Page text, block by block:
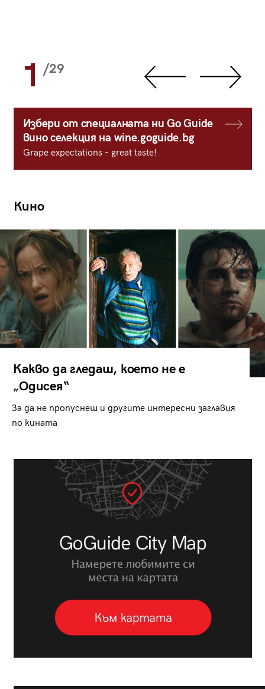
1 /29
Избери от специалната ни Go Guide
вино селекция на wine.goguide.bg
Grape expectations - great taste!
Кино
Какво да гледаш, което не е
„Одисея“
За да не пропуснеш и другите интересни заглавия
по кината